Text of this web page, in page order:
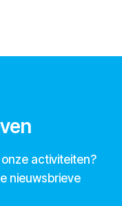
activiteiten?
nieuwsbrieve